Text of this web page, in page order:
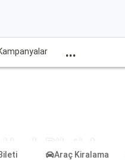
...
Bileti Ara
Araç Kiralama